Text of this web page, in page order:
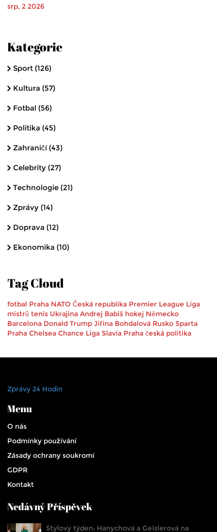
srp, 2 2026
Kategorie
Sport (126)
Kultura (57)
Fotbal (56)
Politika (45)
Zahraničí(43)
Celebrity (27)
Technologie (21)
Zprávy (14)
Doprava (12)
Ekonomika (10)
Tag Cloud
fotbal Praha NATO Česká republika Premier League Liga
mistrů tenis Ukrajina Andrej Babiš hokej Německo
Barcelona Donald Trump Jiřina Bohdalová Rusko Sparta
Praha Chelsea Chance Liga Slavia Praha česká politika
Zprávy 24 Hodin
Menu
O nás
Podmínky používání
Zásady ochrany soukromí
GDPR
Kontakt
Nedávný Příspěvek
Stylový týden: Hanychová a Geislerová na